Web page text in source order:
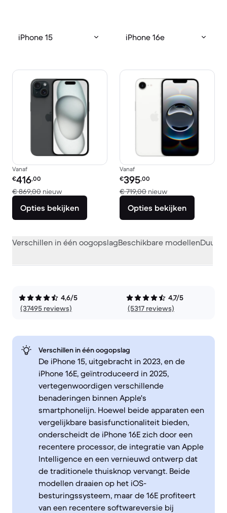
iPhone 15 iPhone 16e
Vanaf
Refurbished prijs:
€416,00
€ 869,00 nieuwVergeleken met € 869,00 nieuw
Opties bekijken
Vanaf
Refurbished prijs:
€395,00
€ 719,00 nieuwVergeleken met €
Opties bekijken
Verschillen in één oogopslagBeschikbare modellen
4,6/5
(37495 reviews)
4,7/5
(5317 reviews)
Verschillen in één oogopslag
De iPhone 15, uitgebracht in 2023, en de
iPhone 16E, geïntroduceerd in 2025,
vertegenwoordigen verschillende
benaderingen binnen Apple's
smartphonelijn. Hoewel beide apparaten een
vergelijkbare basisfunctionaliteit bieden,
onderscheidt de iPhone 16E zich door een
recentere processor, de integratie van Apple
Intelligence en een vernieuwd ontwerp dat
de traditionele thuisknop vervangt. Beide
modellen draaien op het iOS-
besturingssysteem, maar de 16E profiteert
van een recentere softwareversie bij